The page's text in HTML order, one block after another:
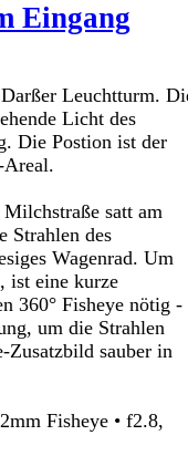
Eingang
Leuchtturm.
Licht des
Die Postion ist der
Areal.
satt am
Strahlen des
Wagenrad. Um
ist eine kurze
360° Fisheye nötig -
um die Strahlen
Zusatzbild sauber in
Fisheye • f2.8,